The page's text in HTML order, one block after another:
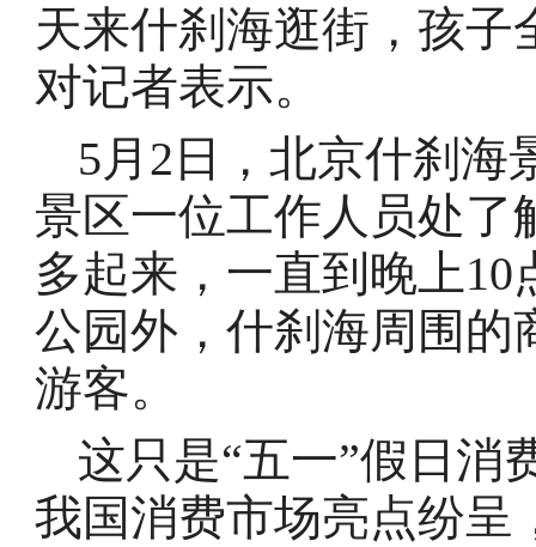
天来什刹海逛街，孩子
对记者表示。
5月2日，北京什刹海
景区一位工作人员处了
多起来，一直到晚上
公园外，什刹海周围的
游客。
这只是“五一”假日消
我国消费市场亮点纷呈